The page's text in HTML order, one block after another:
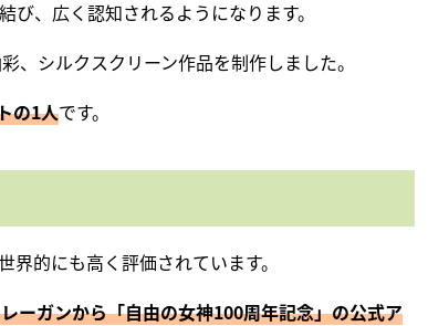
、広く認知されるようになります。
、シルクスクリーン作品を制作しました。
の1人です。
的にも高く評価されています。
ーガンから「自由の女神100周年記念」の公式ア